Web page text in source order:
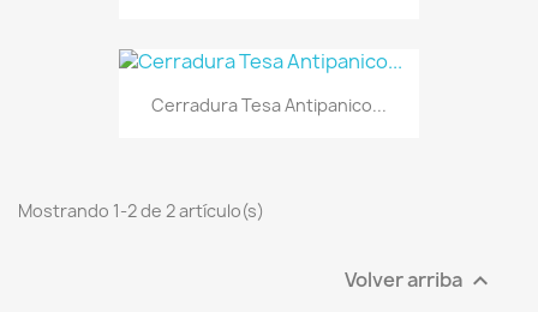
Cerradura Tesa Antipanico...
Mostrando 1-2 de 2 artículo(s)
Volver arriba 